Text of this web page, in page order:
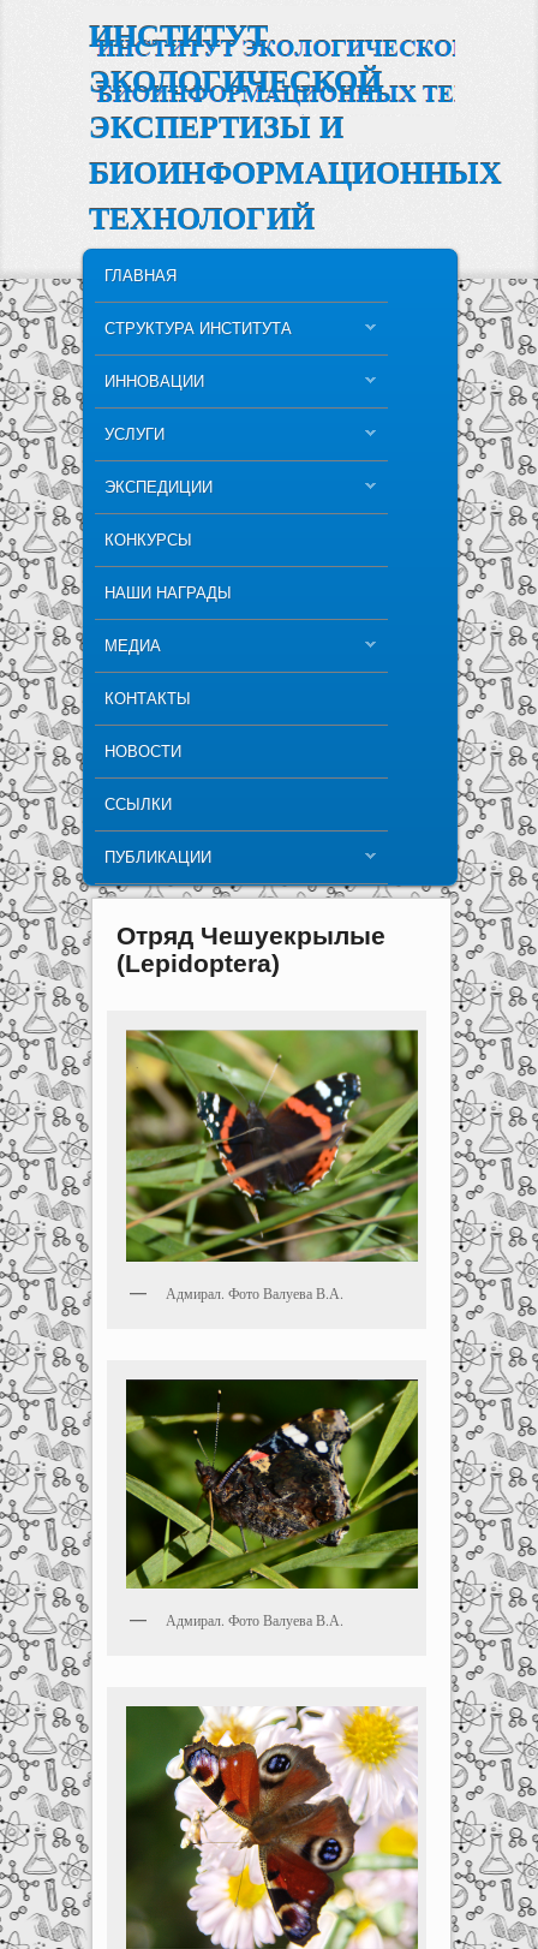
ИНСТИТУТ
ЭКОЛОГИЧЕСКОЙ
ЭКСПЕРТИЗЫ И
БИОИНФОРМАЦИОННЫХ
ТЕХНОЛОГИЙ
SKIP TO PRIMARY CONTENT
SKIP TO SECONDARY CONTENT
ГЛАВНАЯ
СТРУКТУРА ИНСТИТУТА
ИННОВАЦИИ
УСЛУГИ
ЭКСПЕДИЦИИ
КОНКУРСЫ
НАШИ НАГРАДЫ
МЕДИА
КОНТАКТЫ
НОВОСТИ
ССЫЛКИ
ПУБЛИКАЦИИ
Отряд Чешуекрылые
(Lepidoptera)
Адмирал. Фото Валуева В.А.
Адмирал. Фото Валуева В.А.